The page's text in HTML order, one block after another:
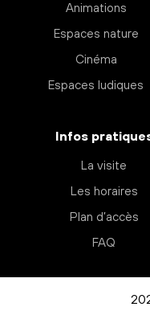
Animations
Espaces nature
Cinéma
Espaces ludiques
Infos
La visite
Les horaires
Plan d’accès
FAQ